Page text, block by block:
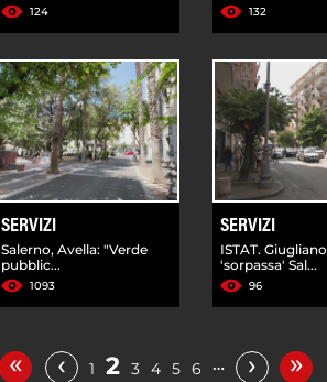
124 132
SERVIZI
Salerno, Avella: "Verde
pubblic...
1093
SERVIZI
ISTAT. Giugliano
'sorpassa' Sal...
96
« ‹ 1 2 3 4 5 6 … › »